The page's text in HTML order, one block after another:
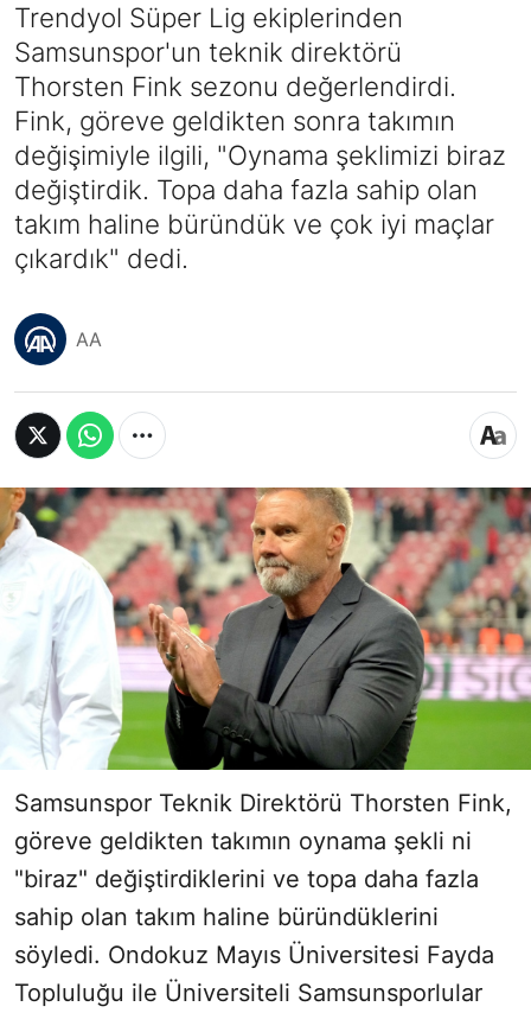
Trendyol Süper Lig ekiplerinden
Samsunspor'un teknik direktörü
Thorsten Fink sezonu değerlendirdi.
Fink, göreve geldikten sonra takımın
değişimiyle ilgili, "Oynama şeklimizi biraz
değiştirdik. Topa daha fazla sahip olan
takım haline büründük ve çok iyi maçlar
çıkardık" dedi.
AA
Samsunspor Teknik Direktörü Thorsten Fink,
göreve geldikten takımın oynama şekli ni
"biraz" değiştirdiklerini ve topa daha fazla
sahip olan takım haline büründüklerini
söyledi. Ondokuz Mayıs Üniversitesi Fayda
Topluluğu ile Üniversiteli Samsunsporlular